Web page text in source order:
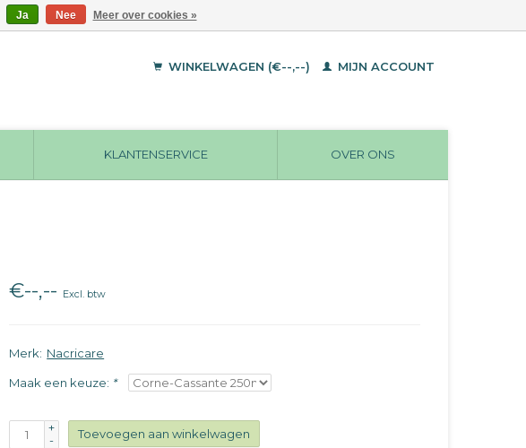
WINKELWAGEN (€--,--) MIJN ACCOUNT
KLANTENSERVICE OVER ONS
€--,-- Excl. btw
Merk: Nacricare
Maak een keuze: *
+
-
Toevoegen aan winkelwagen
Ja Nee Meer over cookies »